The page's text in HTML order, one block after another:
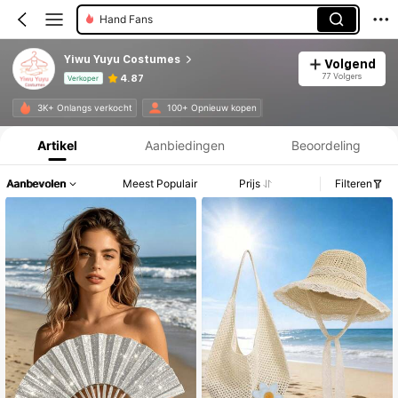
Hand Fans
Yiwu Yuyu Costumes
Verkoper 4.87
Volgend
77 Volgers
3K+ Onlangs verkocht 100+ Opnieuw kopen
Productinformatie: Prijsopenbaring, Verkoop- en Voorraadgegevens.
Artikel Aanbiedingen Beoordeling
Aanbevolen Meest Populair Prijs Filteren